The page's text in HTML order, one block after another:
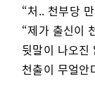
“처.. 천부당
“제가 출신이
뒷말이 나오진
천출이 무얼안